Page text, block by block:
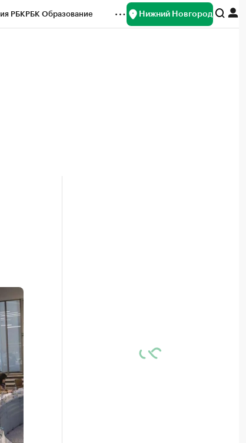
РБКРБК Образование Нижний Новгород